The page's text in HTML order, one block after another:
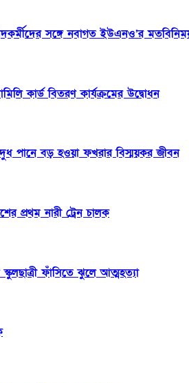
সঙ্গে নবাগত ইউএনও’র
কার্ড বিতরণ কার্যক্রমের উদ্বোধন
পানে বড় হওয়া ফখরার বিস্ময়কর জীবন
প্রথম নারী ট্রেন চালক
ফাঁসিতে ঝুলে আত্মহত্যা